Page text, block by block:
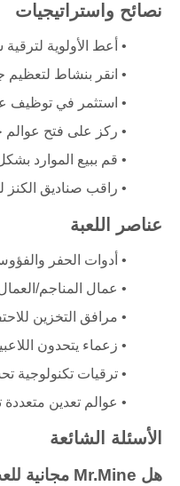
نصائح واستراتيجيات
أعط الأولوية
انقر بنشاط لتعظيم
استثمر في توظيف
ركز على فتح عوالم
قم ببيع الموارد
راقب صناديق الكنز
عناصر اللعبة
أدوات الحفر
عمال المناجم/
مرافق التخزين
زعماء يتحدون
ترقيات تكنولوجية
عوالم تعدين
الأسئلة الشائعة
هل Mr.Mine مجانية للعب؟